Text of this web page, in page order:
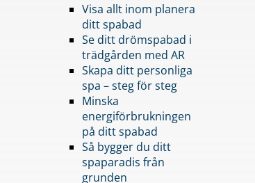
Visa allt inom planera
ditt spabad
Se ditt drömspabad i
trädgården med AR
Skapa ditt personliga
spa – steg för steg
Minska
energiförbrukningen
på ditt spabad
Så bygger du ditt
spaparadis från
grunden